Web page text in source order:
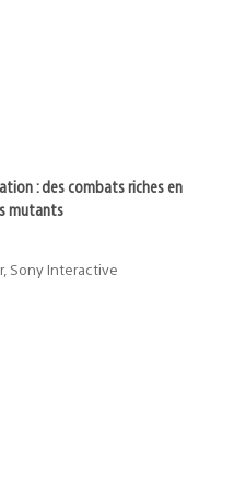
: des combats riches en
mutants
Sony Interactive